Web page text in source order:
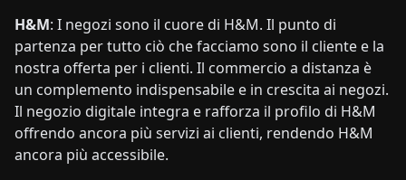
H&M: I negozi sono il cuore di H&M. Il punto di
partenza per tutto ciò che facciamo sono il cliente e la
nostra offerta per i clienti. Il commercio a distanza è
un complemento indispensabile e in crescita ai negozi.
Il negozio digitale integra e rafforza il profilo di H&M
offrendo ancora più servizi ai clienti, rendendo H&M
ancora più accessibile.